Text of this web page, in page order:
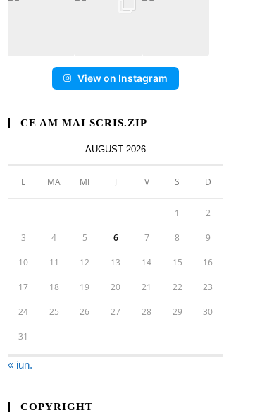
View on Instagram
CE AM MAI SCRIS.ZIP
AUGUST 2026
L MA MI J V S D
1 2
3 4 5 6 7 8 9
10 11 12 13 14 15 16
17 18 19 20 21 22 23
24 25 26 27 28 29 30
31
« iun.
COPYRIGHT